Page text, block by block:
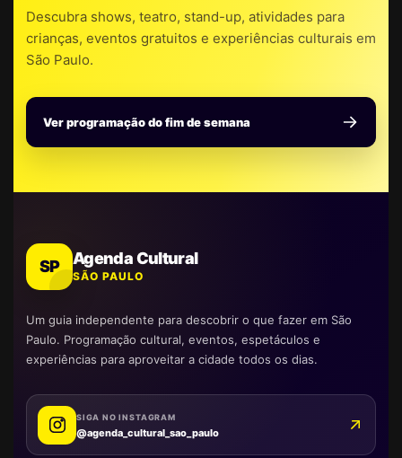
Descubra shows, teatro, stand-up, atividades para
crianças, eventos gratuitos e experiências culturais em
São Paulo.
Ver programação do fim de semana
SP Agenda Cultural
SÃO PAULO
Um guia independente para descobrir o que fazer em São
Paulo. Programação cultural, eventos, espetáculos e
experiências para aproveitar a cidade todos os dias.
SIGA NO INSTAGRAM
@agenda_cultural_sao_paulo